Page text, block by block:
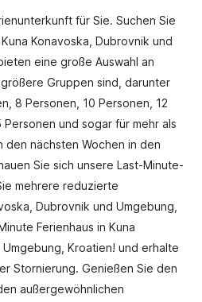
für Sie. Suchen Sie
Konavoska, Dubrovnik und
eine große Auswahl an
Gruppen sind, darunter
8 Personen, 10 Personen, 12
und sogar für mehr als
den nächsten Wochen in den
Sie sich unsere Last-Minute-
mehrere reduzierte
Dubrovnik und Umgebung,
Ferienhaus in Kuna
Kroatien! und erhalte
Stornierung. Genießen Sie den
außergewöhnlichen